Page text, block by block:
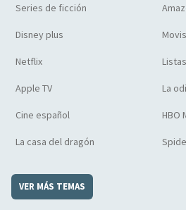
Series de ficción
Disney plus
Netflix Listas
Apple TV La
Cine español HBO
La casa del dragón
VER MÁS TEMAS